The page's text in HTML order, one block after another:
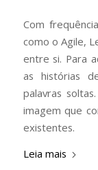
Com
como o Agile,
entre si. Para
as histórias
palavras
imagem que
existentes.
Leia mais